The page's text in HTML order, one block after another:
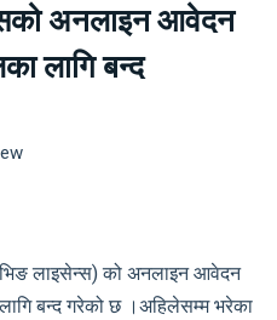
अनलाइन आवेदन
लागि बन्द
लाइसेन्स) को अनलाइन आवेदन
बन्द गरेको छ ।अहिलेसम्म भरेका